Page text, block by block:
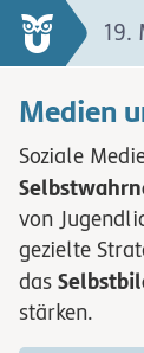
Medien
Soziale
von
gezielte
das
stärken.